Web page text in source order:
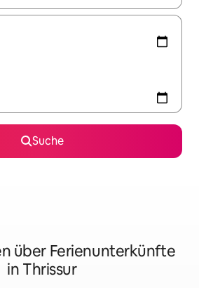
Suche
über Ferienunterkünfte
in Thrissur